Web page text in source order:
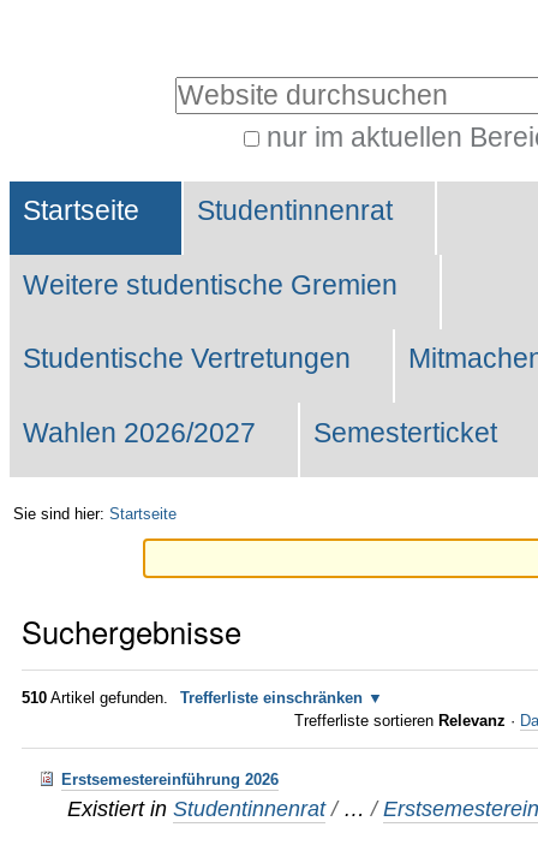
Website durchsuchen
nur im aktuellen
Suche…
Sektionen
Startseite Studentinnenrat
Weitere studentische Gremien
Studentische Vertretungen
Wahlen 2026/2027 Semesterticket
Sie sind hier: Startseite
Suchergebnisse
510 Artikel gefunden.
Trefferliste einschränken
Trefferliste sortieren Relevanz ·
Erstsemestereinführung 2026
Existiert in Studentinnenrat / …/